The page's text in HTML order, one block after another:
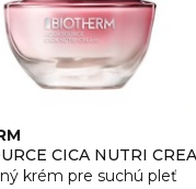
CICA NUTRI
krém pre suchú pleť